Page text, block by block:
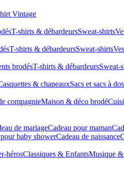
Vintage
T-shirts & débardeursSweat-shirts
T-shirts & débardeursSweat-shirts
brodésT-shirts & débardeursSweat-
& chapeauxSacs et sacs à dos
compagnieMaison & déco brodé
de mariage​Cadeau pour maman
baby showerCadeau de naissance
hérosClassiques & EnfantsMusique